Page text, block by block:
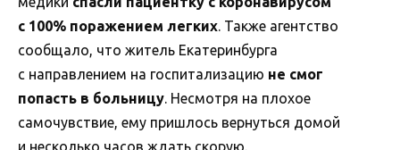
с 100% поражением легких. Также агентство
сообщало, что житель Екатеринбурга
с направлением на госпитализацию не смог
попасть в больницу. Несмотря на плохое
самочувствие, ему пришлось вернуться домой
и несколько часов ждать скорую.